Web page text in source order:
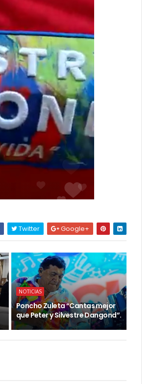
Twitter Google+
NOTICIAS
Poncho Zuleta “Cantas mejor
que Peter y Silvestre Dangond”.